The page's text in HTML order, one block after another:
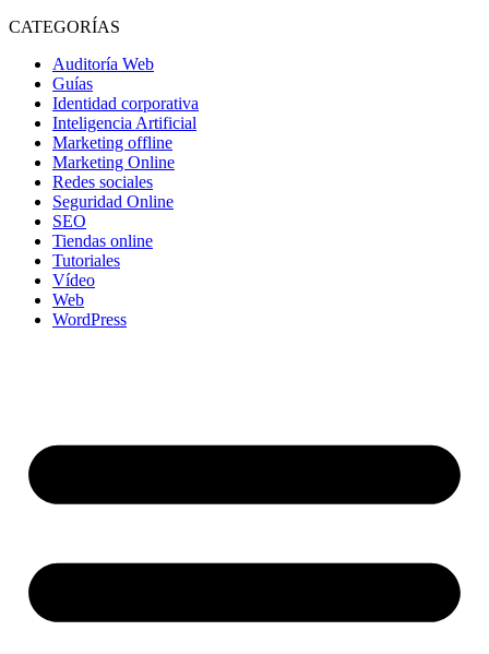
CATEGORÍAS
Auditoría Web
Guías
Identidad corporativa
Inteligencia Artificial
Marketing offline
Marketing Online
Redes sociales
Seguridad Online
SEO
Tiendas online
Tutoriales
Vídeo
Web
WordPress